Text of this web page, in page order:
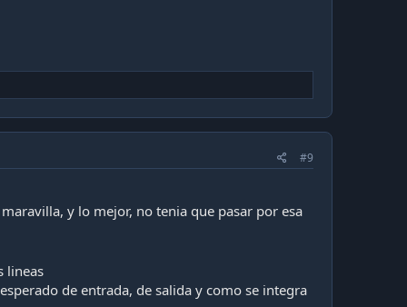
#9
y lo mejor, no tenia que pasar por esa
lineas
de entrada, de salida y como se integra